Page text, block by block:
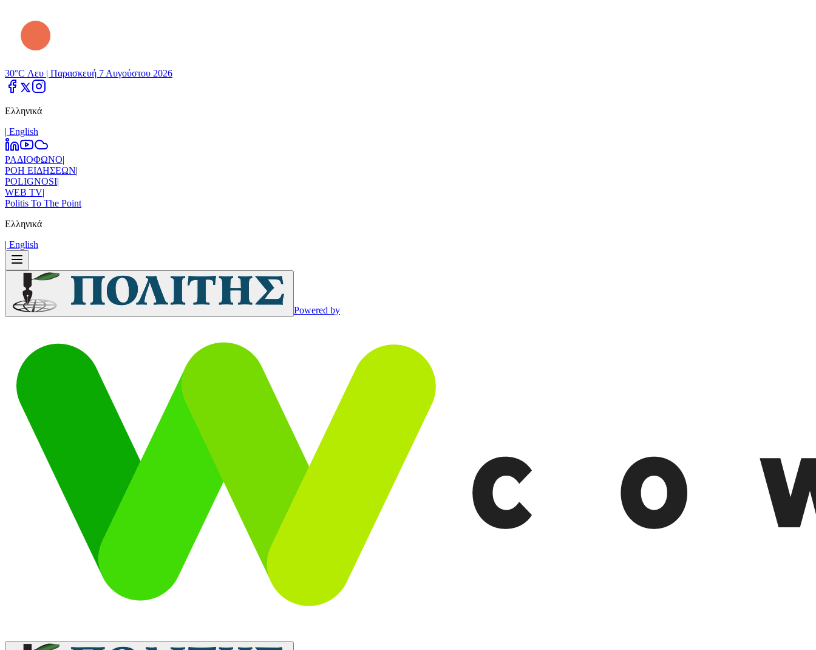
30°C Λευ | Παρασκευή 7 Αυγούστου 2026
Ελληνικά
| Εnglish
ΡΑΔΙΟΦΩΝΟ|
ΡΟΗ ΕΙΔΗΣΕΩΝ|
POLIGNOSI|
WEB TV|
Politis To The Point
Ελληνικά
| Εnglish
Powered by